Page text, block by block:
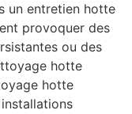
un entretien hotte
provoquer des
ou des
hotte
hotte